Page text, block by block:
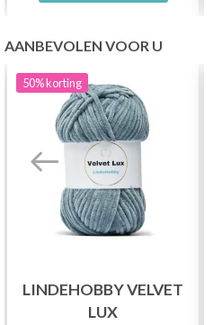
AANBEVOLEN VOOR U
50%korting
LINDEHOBBY VELVET
LUX